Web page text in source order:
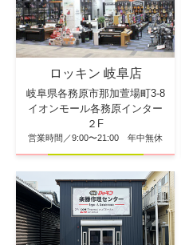
ロッキン 岐阜店
岐阜県各務原市那加萱場町3-8
イオンモール各務原インター
２F
営業時間／9:00〜21:00 年中無休